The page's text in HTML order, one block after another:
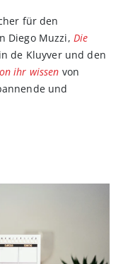
für den
Diego Muzzi, Die
de Kluyver und den
ihr wissen von
und